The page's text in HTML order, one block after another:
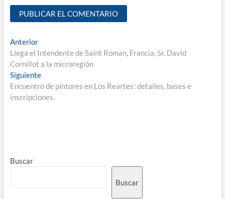
Anterior
Llega el Intendente de Saint Roman, Francia, Sr. David
Cornillot a la microregión
Siguiente
Encuentro de pintores en Los Reartes: detalles, bases e
inscripciones.
Buscar
Buscar